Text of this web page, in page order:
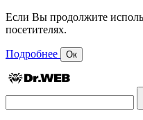
Если Вы продолжите
посетителях.
Подробнее Ок